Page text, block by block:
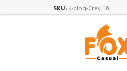
SKU: K-clog-Grey-36